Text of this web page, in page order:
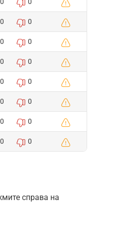
0 0
0 0
0 0
0 0
0 0
0 0
0 0
справа на